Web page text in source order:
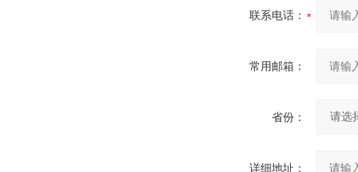
联系电话：
常用邮箱：
省份：
详细地址：